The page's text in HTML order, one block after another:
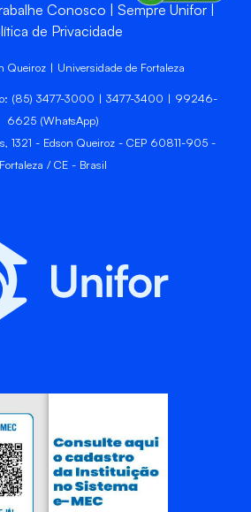
Conosco
Sempre Unifor
de Privacidade
Queiroz | Universidade de Fortaleza
(85) 3477-3000 | 3477-3400 | 99246-
6625 (WhatsApp)
1321 - Edson Queiroz - CEP 60811-905 -
Fortaleza / CE - Brasil